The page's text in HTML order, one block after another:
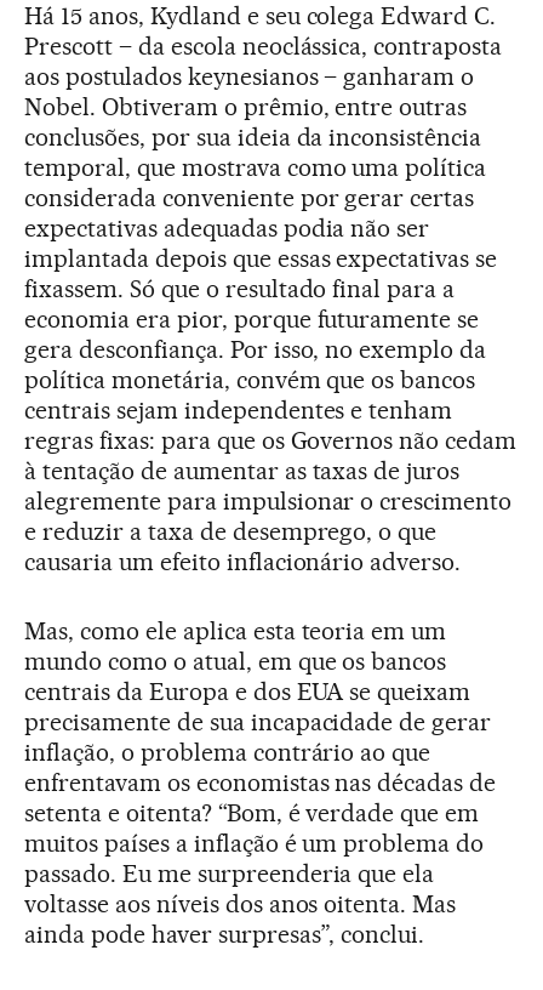
Há 15 anos, Kydland e seu colega Edward C.
Prescott – da escola neoclássica, contraposta
aos postulados keynesianos – ganharam o
Nobel. Obtiveram o prêmio, entre outras
conclusões, por sua ideia da inconsistência
temporal, que mostrava como uma política
considerada conveniente por gerar certas
expectativas adequadas podia não ser
implantada depois que essas expectativas se
fixassem. Só que o resultado final para a
economia era pior, porque futuramente se
gera desconfiança. Por isso, no exemplo da
política monetária, convém que os bancos
centrais sejam independentes e tenham
regras fixas: para que os Governos não cedam
à tentação de aumentar as taxas de juros
alegremente para impulsionar o crescimento
e reduzir a taxa de desemprego, o que
causaria um efeito inflacionário adverso.
Mas, como ele aplica esta teoria em um
mundo como o atual, em que os bancos
centrais da Europa e dos EUA se queixam
precisamente de sua incapacidade de gerar
inflação, o problema contrário ao que
enfrentavam os economistas nas décadas de
setenta e oitenta? “Bom, é verdade que em
muitos países a inflação é um problema do
passado. Eu me surpreenderia que ela
voltasse aos níveis dos anos oitenta. Mas
ainda pode haver surpresas”, conclui.